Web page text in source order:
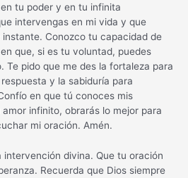
tu poder y en tu infinita
intervengas en mi vida y que
Conozco tu capacidad de
que, si es tu voluntad, puedes
Te pido que me des la fortaleza para
y la sabiduría para
en que tú conoces mis
infinito, obrarás lo mejor para
mi oración. Amén.
divina. Que tu oración
Recuerda que Dios siempre